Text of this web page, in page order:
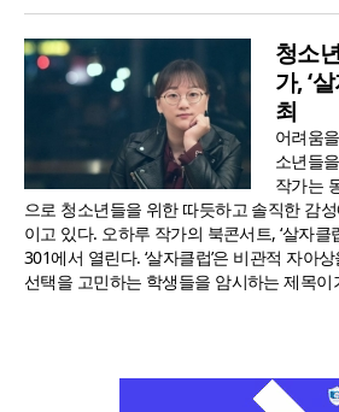
청소
가, ‘
최
어려움
소년들
작가는
으로 청소년들을 위한 따듯하고 솔직한 감
이고 있다. 오하루 작가의 북콘서트, ‘살자클
301에서 열린다. ‘살자클럽’은 비관적 자아
선택을 고민하는 학생들을 암시하는 제목이